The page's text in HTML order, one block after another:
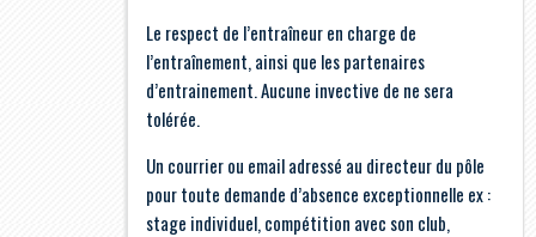
Le respect de l’entraîneur en charge de
l’entraînement, ainsi que les partenaires
d’entrainement. Aucune invective de ne sera
tolérée.
Un courrier ou email adressé au directeur du pôle
pour toute demande d’absence exceptionnelle ex :
stage individuel, compétition avec son club,